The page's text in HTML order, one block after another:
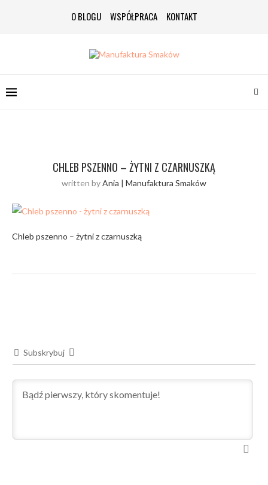
O BLOGU WSPÓŁPRACA KONTAKT
CHLEB PSZENNO – ŻYTNI Z CZARNUSZKĄ
written byAnia | Manufaktura Smaków
Chleb pszenno – żytni z czarnuszką
Subskrybuj